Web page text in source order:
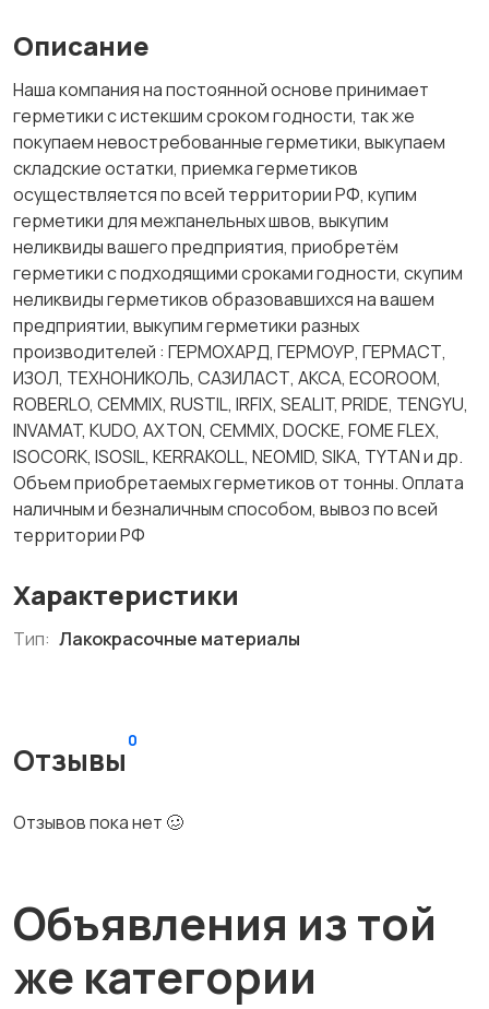
Описание
Наша компания на постоянной основе принимает
герметики с истекшим сроком годности, так же
покупаем невостребованные герметики, выкупаем
складские остатки, приемка герметиков
осуществляется по всей территории РФ, купим
герметики для межпанельных швов, выкупим
неликвиды вашего предприятия, приобретём
герметики с подходящими сроками годности, скупим
неликвиды герметиков образовавшихся на вашем
предприятии, выкупим герметики разных
производителей : ГЕРМОХАРД, ГЕРМОУР, ГЕРМАСТ,
ИЗОЛ, ТЕХНОНИКОЛЬ, САЗИЛАСТ, АКСА, ECOROOM,
ROBERLO, CEMMIX, RUSTIL, IRFIX, SEALIT, PRIDE, TENGYU,
INVAMAT, KUDO, AXTON, CEMMIX, DOCKE, FOME FLEX,
ISOCORK, ISOSIL, KERRAKOLL, NEOMID, SIKA, TYTAN и др.
Объем приобретаемых герметиков от тонны. Оплата
наличным и безналичным способом, вывоз по всей
территории РФ
Характеристики
Тип: Лакокрасочные материалы
Отзывы
0
Отзывов пока нет 🥴
Объявления из той
же категории